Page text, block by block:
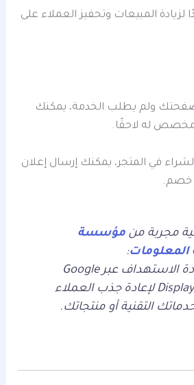
لزيادة المبيعات وتحفيز العملاء على
صفحتك ولم يطلب الخدمة، يمكنك
مخصص له لاحقًا.
في المتجر، يمكنك إرسال إعلان
خصم.
مجربة منمؤسسة
المعلومات:
استخدم إعادة الاستهداف عبر Google
Display + YouTube لإعادة جذب العملاء
التقنية أو منتجاتك.